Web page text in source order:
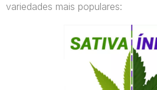
variedades mais populares: